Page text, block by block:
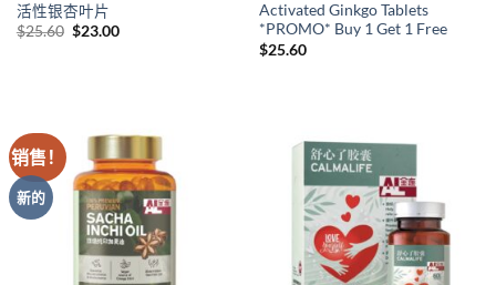
活性银杏叶片
$25.60 原
$23.00当
Activated Ginkgo Tablets
*PROMO* Buy 1 Get 1 Free
$25.60
销售！
新的